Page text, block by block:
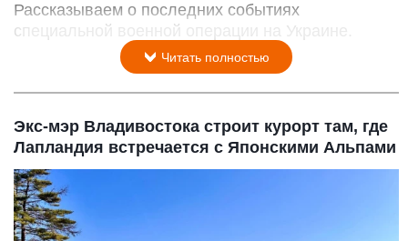
Рассказываем о последних событиях
специальной военной операции на Украине.
Читать полностью
Экс-мэр Владивостока строит курорт там, где
Лапландия встречается с Японскими Альпами